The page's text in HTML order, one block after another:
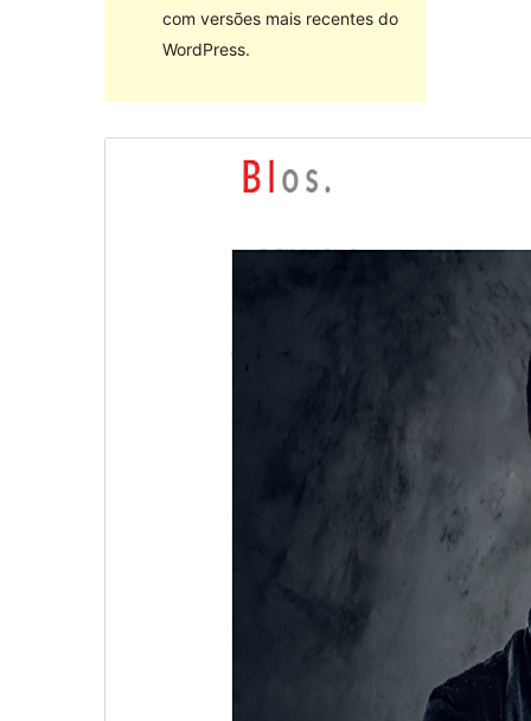
com versões mais recentes do
WordPress.